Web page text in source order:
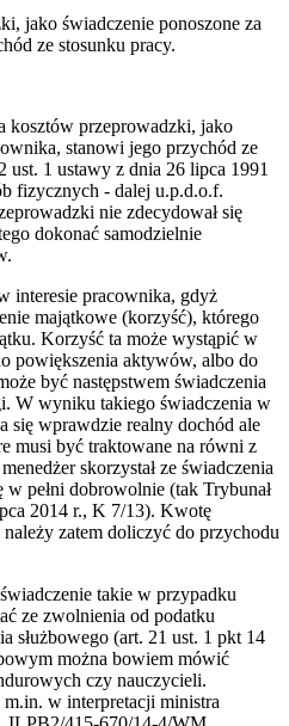
jako świadczenie ponoszone za
ze stosunku pracy.
kosztów przeprowadzki, jako
stanowi jego przychód ze
ust. 1 ustawy z dnia 26 lipca 1991
fizycznych - dalej u.p.d.o.f.
nie zdecydował się
dokonać samodzielnie
interesie pracownika, gdyż
majątkowe (korzyść), którego
Korzyść ta może wystąpić w
powiększenia aktywów, albo do
być następstwem świadczenia
W wyniku takiego świadczenia w
się wprawdzie realny dochód ale
musi być traktowane na równi z
skorzystał ze świadczenia
pełni dobrowolnie (tak Trybunał
2014 r., K 7/13). Kwotę
zatem doliczyć do przychodu
takie w przypadku
ze zwolnienia od podatku
służbowego (art. 21 ust. 1 pkt 14
można bowiem mówić
czy nauczycieli.
w interpretacji ministra